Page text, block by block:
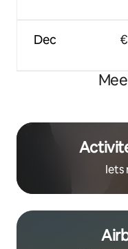
Dec
Iets